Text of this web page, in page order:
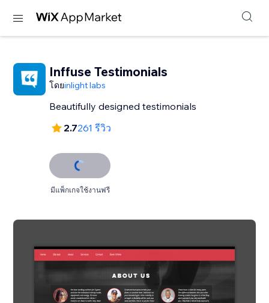
Inffuse Testimonials
โดยinlight labs
Beautifully designed testimonials
2.7261 รีวิว
มีแพ็กเกจใช้งานฟรี